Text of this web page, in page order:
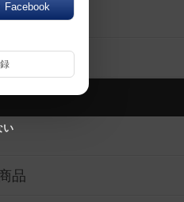
Facebook
い
品